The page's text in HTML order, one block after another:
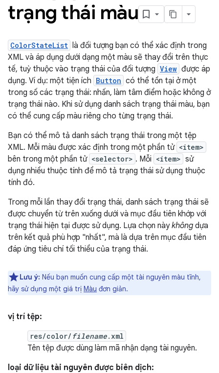
trạng thái màu
ColorStateList là đối tượng bạn có thể xác định trong
XML và áp dụng dưới dạng một màu sẽ thay đổi trên thực
tế, tuỳ thuộc vào trạng thái của đối tượng View được áp
dụng. Ví dụ: một tiện ích Button có thể tồn tại ở một
trong số các trạng thái: nhấn, làm tâm điểm hoặc không ở
trạng thái nào. Khi sử dụng danh sách trạng thái màu, bạn
có thể cung cấp màu riêng cho từng trạng thái.
Bạn có thể mô tả danh sách trạng thái trong một tệp
XML. Mỗi màu được xác định trong một phần tử <item>
bên trong một phần tử <selector> . Mỗi <item> sử
dụng nhiều thuộc tính để mô tả trạng thái sử dụng thuộc
tính đó.
Trong mỗi lần thay đổi trạng thái, danh sách trạng thái sẽ
được chuyển từ trên xuống dưới và mục đầu tiên khớp với
trạng thái hiện tại được sử dụng. Lựa chọn nàykhông dựa
trên kết quả phù hợp "nhất", mà là dựa trên mục đầu tiên
đáp ứng tiêu chí tối thiểu của trạng thái.
Lưu ý: Nếu bạn muốn cung cấp một tài nguyên màu tĩnh,
hãy sử dụng một giá trị Màu đơn giản.
vị trí tệp:
res/color/ filename.xml
Tên tệp được dùng làm mã nhận dạng tài nguyên.
loại dữ liệu tài nguyên được biên dịch: